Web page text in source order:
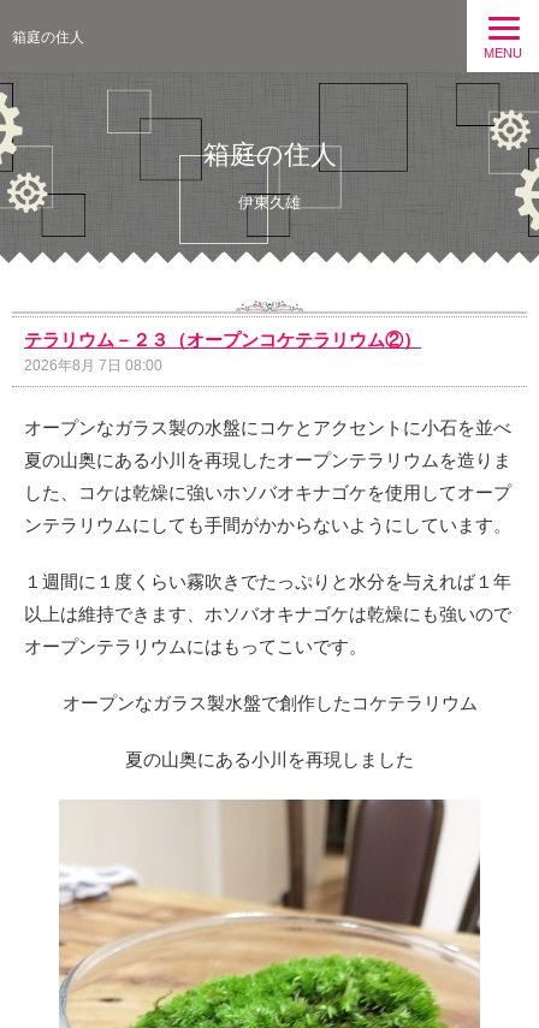
箱庭の住人
MENU
箱庭の住人
伊東久雄
テラリウム－２３（オープンコケテラリウム②）
2026年8月 7日 08:00
オープンなガラス製の水盤にコケとアクセントに小石を並べ
夏の山奥にある小川を再現したオープンテラリウムを造りま
した、コケは乾燥に強いホソバオキナゴケを使用してオープ
ンテラリウムにしても手間がかからないようにしています。
１週間に１度くらい霧吹きでたっぷりと水分を与えれば１年
以上は維持できます、ホソバオキナゴケは乾燥にも強いので
オープンテラリウムにはもってこいです。
オープンなガラス製水盤で創作したコケテラリウム
夏の山奥にある小川を再現しました